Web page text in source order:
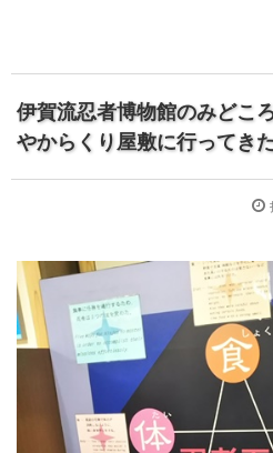
伊賀流忍者博物館のみどこ
やからくり屋敷に行ってき